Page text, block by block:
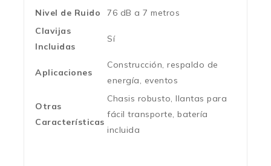
Nivel de Ruido
76 dB a 7 metros
Clavijas
Incluidas
Sí
Aplicaciones
Construcción, respaldo de
energía, eventos
Otras
Características
Chasis robusto, llantas para
fácil transporte, batería
incluida